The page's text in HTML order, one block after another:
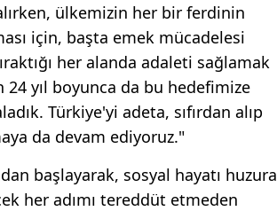
ülkemizin her bir ferdinin
için, başta emek mücadelesi
her alanda adaleti sağlamak
24 yıl boyunca da bu hedefimize
Türkiye'yi adeta, sıfırdan alıp
da devam ediyoruz."
başlayarak, sosyal hayatı huzura
her adımı tereddüt etmeden